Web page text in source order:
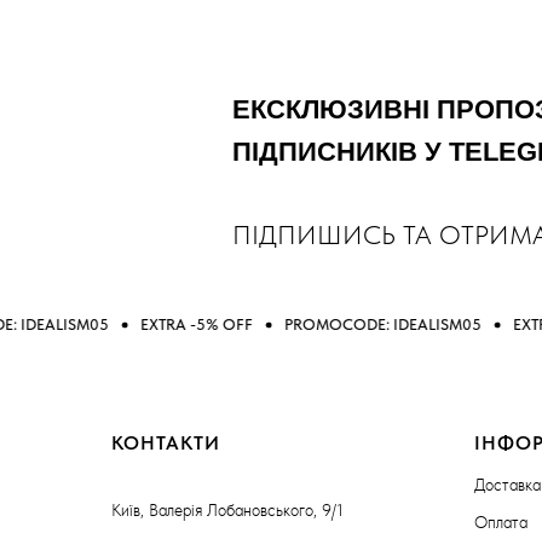
ЕКСКЛЮЗИВНІ
ПІДПИСНИКІВ У
ПІДПИШИСЬ ТА
EXTRA -5% OFF PROMOCODE: IDEALISM05 EXTRA -5% OFF
КОНТАКТИ
Київ, Валерія Лобановського, 9/1
Доставка
Оплата